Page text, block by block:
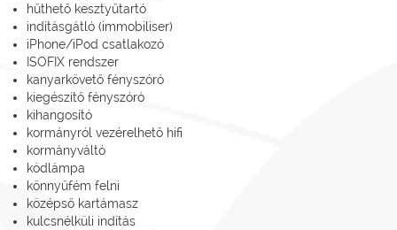
hűthető kesztyűtartó
indításgátló (immobiliser)
iPhone/iPod csatlakozó
ISOFIX rendszer
kanyarkövető fényszóró
kiegészítő fényszóró
kihangosító
kormányról vezérelhető hifi
kormányváltó
ködlámpa
könnyűfém felni
középső kartámasz
kulcsnélküli indítás